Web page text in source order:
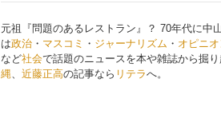
元祖『問題のあるレストラン』？ 70年代に中
は政治 ・ マスコミ ・ ジャーナリズム ・ オピニオ
など社会で話題のニュースを本や雑誌から掘り
縄
近藤正高の記事なら リテラへ。